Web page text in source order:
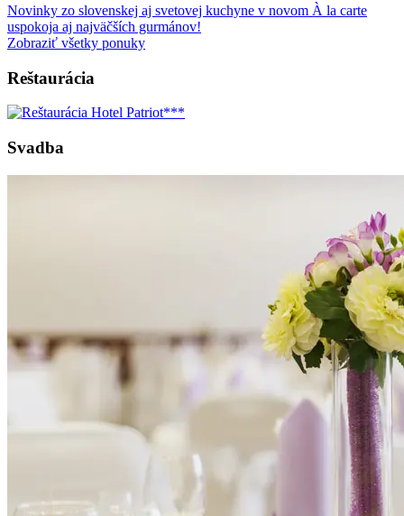
Novinky zo slovenskej aj svetovej kuchyne v novom À la carte
uspokoja aj najväčších gurmánov!
Zobraziť všetky ponuky
Reštaurácia
Svadba